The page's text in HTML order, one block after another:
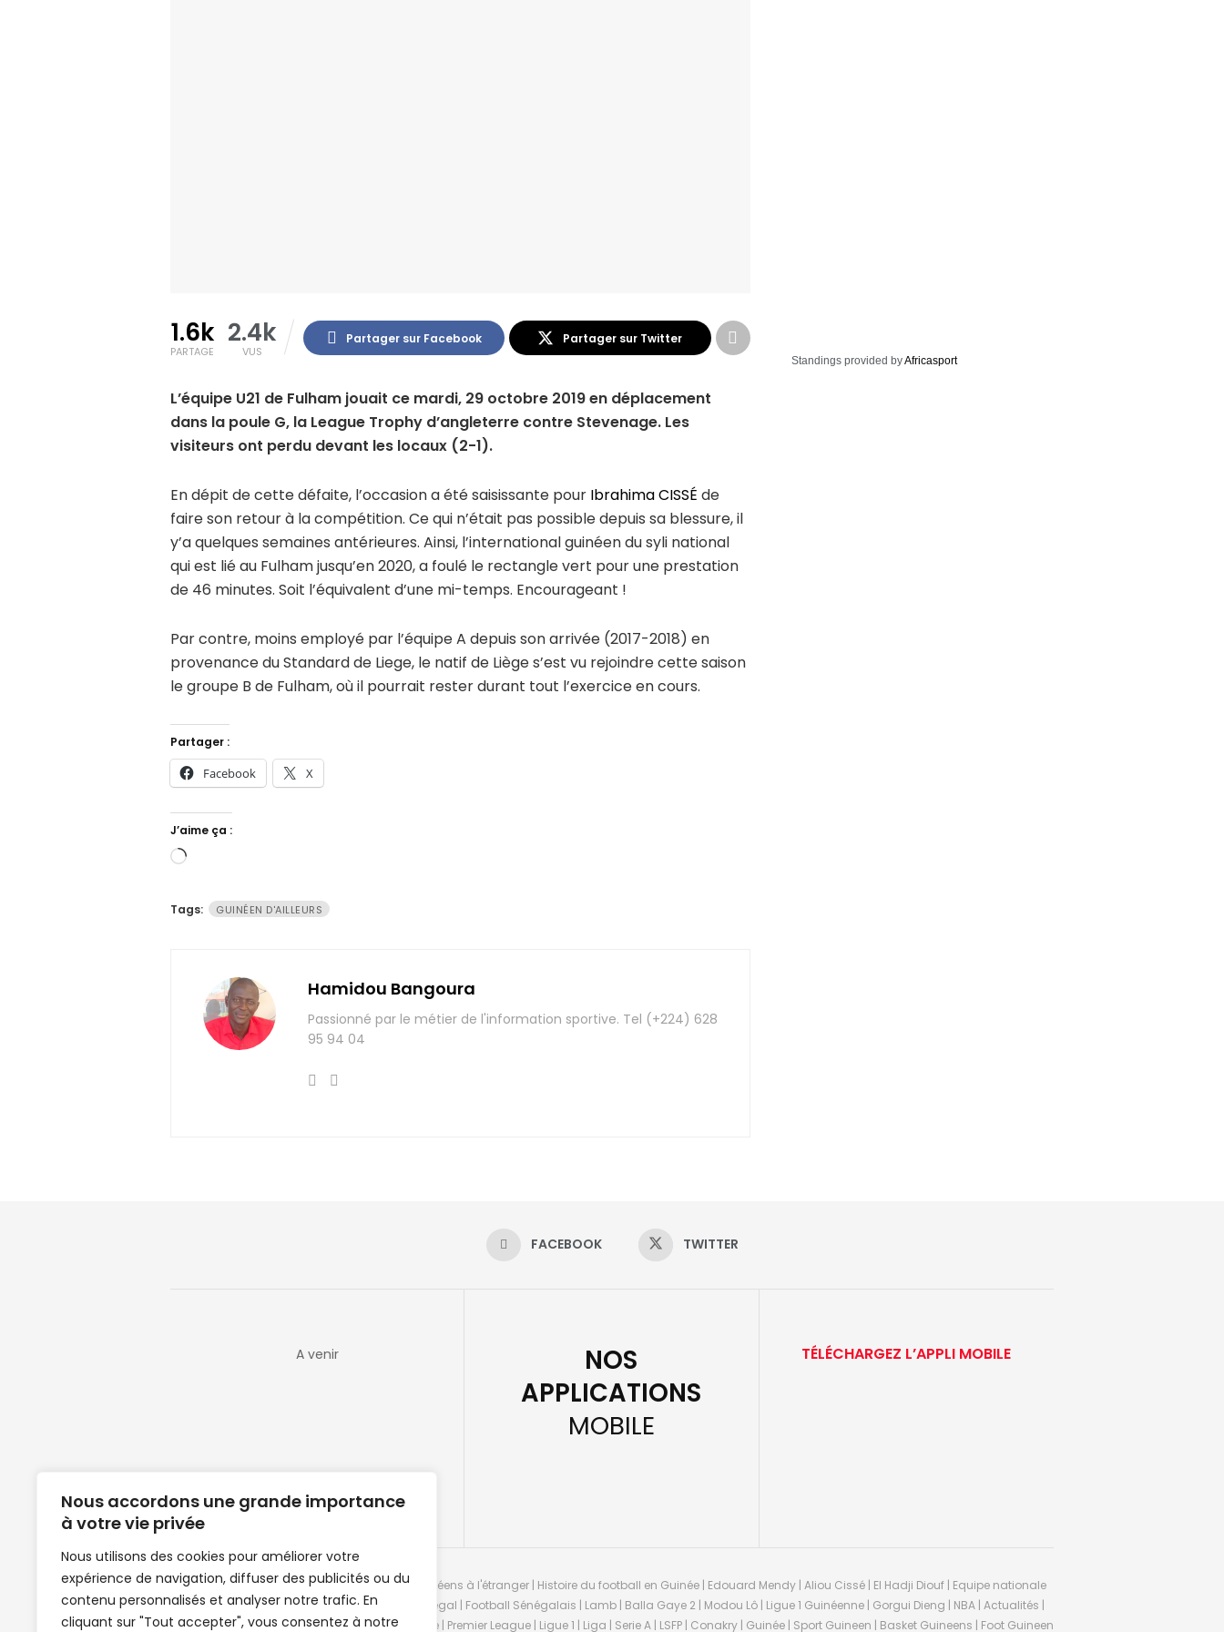
Nous accordons une grande importance
à votre vie privée
Nous utilisons des cookies pour améliorer votre
expérience de navigation, diffuser des publicités ou du
contenu personnalisés et analyser notre trafic. En
cliquant sur "Tout accepter", vous consentez à notre
1.6k
PARTAGE
2.4k
VUS
Partager sur Facebook Partager sur Twitter
L’équipe U21 de Fulham jouait ce mardi, 29 octobre 2019 en déplacement
dans la poule G, la League Trophy d’angleterre contre Stevenage. Les
visiteurs ont perdu devant les locaux (2-1).
En dépit de cette défaite, l’occasion a été saisissante pour Ibrahima CISSÉ de
faire son retour à la compétition. Ce qui n’était pas possible depuis sa blessure, il
y’a quelques semaines antérieures. Ainsi, l’international guinéen du syli national
qui est lié au Fulham jusqu’en 2020, a foulé le rectangle vert pour une prestation
de 46 minutes. Soit l’équivalent d’une mi-temps. Encourageant !
Par contre, moins employé par l’équipe A depuis son arrivée (2017-2018) en
provenance du Standard de Liege, le natif de Liège s’est vu rejoindre cette saison
le groupe B de Fulham, où il pourrait rester durant tout l’exercice en cours.
Partager :
Facebook X
J’aime ça :
Chargement…
Tags: GUINÉEN D'AILLEURS
Hamidou Bangoura
Passionné par le métier de l'information sportive. Tel (+224) 628
95 94 04
Standings provided byAfricasport
FACEBOOK TWITTER
A venir
NOS
APPLICATIONS
MOBILE
TÉLÉCHARGEZ L’APPLI MOBILE
Clubs de football en Guinée | Footballeurs guinéens à l'étranger | Histoire du football en Guinée | Edouard Mendy | Aliou Cissé | El Hadji Diouf | Equipe nationale
de Guinée de football | Mercato | Lions du Sénégal | Football Sénégalais | Lamb | Balla Gaye 2 | Modou Lô | Ligue 1 Guinéenne | Gorgui Dieng | NBA | Actualités |
News | Match en direct | But | Actualité au Guinée | Premier League | Ligue 1 | Liga | Serie A | LSFP | Conakry | Guinée | Sport Guineen | Basket Guineens | Foot Guineen